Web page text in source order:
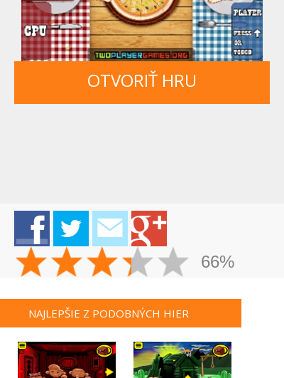
OTVORIŤ HRU
66%
NAJLEPŠIE Z PODOBNÝCH HIER